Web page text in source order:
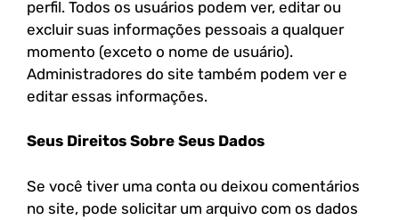
perfil. Todos os usuários podem ver, editar ou
excluir suas informações pessoais a qualquer
momento (exceto o nome de usuário).
Administradores do site também podem ver e
editar essas informações.
Seus Direitos Sobre Seus Dados
Se você tiver uma conta ou deixou comentários
no site, pode solicitar um arquivo com os dados